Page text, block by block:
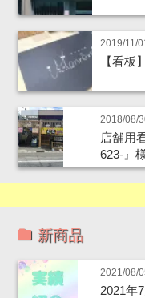
2019/11/
【看板
2018/08/
店舗用
623-』
新商品
2021/08/
2021年